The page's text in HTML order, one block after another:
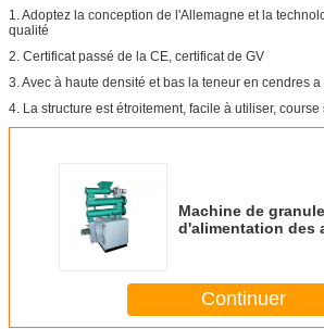
1. Adoptez la conception de l'Allemagne et la
qualité
2. Certificat passé de la CE, certificat de GV
3. Avec à haute densité et bas la teneur en cendres
4. La structure est étroitement, facile à utiliser, course
Machine de granule
d'alimentation des
Continuer